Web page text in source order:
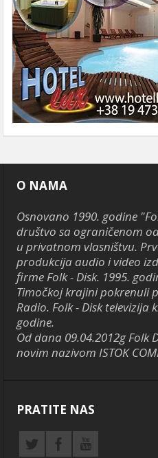
O NAMA
Osnovano 1990. godine
društvo sa ograničenom
u privatnom vlasništvu.
produkcija audio i video
firme Folk - Disk. 1995.
Timočkoj krajini pokrenuli
Radio. Folk - Disk televizija
godine.
Od dana 09.04.2012g Folk
novim nazivom ISTOK
PRATITE NAS